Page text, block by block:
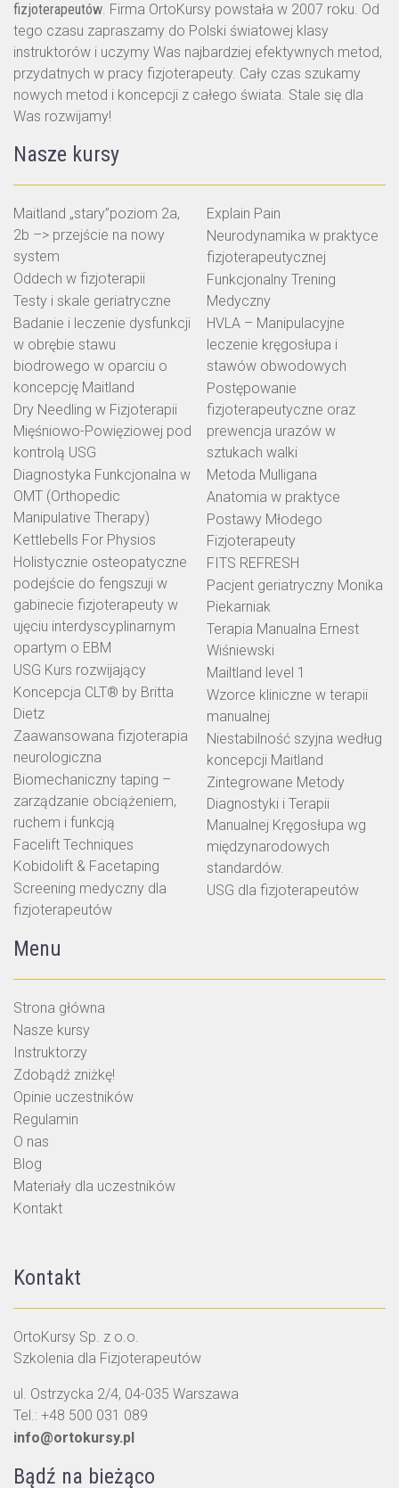
fizjoterapeutów. Firma OrtoKursy powstała w 2007 roku. Od
tego czasu zapraszamy do Polski światowej klasy
instruktorów i uczymy Was najbardziej efektywnych metod,
przydatnych w pracy fizjoterapeuty. Cały czas szukamy
nowych metod i koncepcji z całego świata. Stale się dla
Was rozwijamy!
Nasze kursy
Maitland „stary”poziom 2a,
2b –> przejście na nowy
system
Oddech w fizjoterapii
Testy i skale geriatryczne
Badanie i leczenie dysfunkcji
w obrębie stawu
biodrowego w oparciu o
koncepcję Maitland
Dry Needling w Fizjoterapii
Mięśniowo-Powięziowej pod
kontrolą USG
Diagnostyka Funkcjonalna w
OMT (Orthopedic
Manipulative Therapy)
Kettlebells For Physios
Holistycznie osteopatyczne
podejście do fengszuji w
gabinecie fizjoterapeuty w
ujęciu interdyscyplinarnym
opartym o EBM
USG Kurs rozwijający
Koncepcja CLT® by Britta
Dietz
Zaawansowana fizjoterapia
neurologiczna
Biomechaniczny taping –
zarządzanie obciążeniem,
ruchem i funkcją
Facelift Techniques
Kobidolift & Facetaping
Screening medyczny dla
fizjoterapeutów
Explain Pain
Neurodynamika w praktyce
fizjoterapeutycznej
Funkcjonalny Trening
Medyczny
HVLA – Manipulacyjne
leczenie kręgosłupa i
stawów obwodowych
Postępowanie
fizjoterapeutyczne oraz
prewencja urazów w
sztukach walki
Metoda Mulligana
Anatomia w praktyce
Postawy Młodego
Fizjoterapeuty
FITS REFRESH
Pacjent geriatryczny Monika
Piekarniak
Terapia Manualna Ernest
Wiśniewski
Mailtland level 1
Wzorce kliniczne w terapii
manualnej
Niestabilność szyjna według
koncepcji Maitland
Zintegrowane Metody
Diagnostyki i Terapii
Manualnej Kręgosłupa wg
międzynarodowych
standardów.
USG dla fizjoterapeutów
Menu
Strona główna
Nasze kursy
Instruktorzy
Zdobądź zniżkę!
Opinie uczestników
Regulamin
O nas
Blog
Materiały dla uczestników
Kontakt
Kontakt
OrtoKursy Sp. z o.o.
Szkolenia dla Fizjoterapeutów
ul. Ostrzycka 2/4, 04-035 Warszawa
Tel.: +48 500 031 089
info@ortokursy.pl
Bądź na bieżąco